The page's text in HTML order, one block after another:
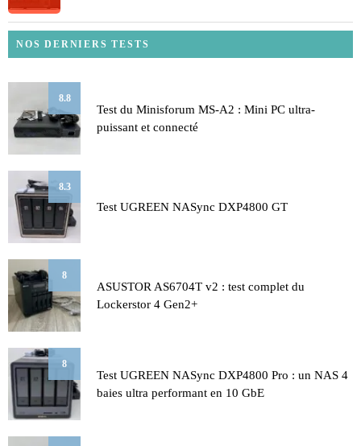
NOS DERNIERS TESTS
8.8
Test du Minisforum MS-A2 : Mini PC ultra-
puissant et connecté
8.3
Test UGREEN NASync DXP4800 GT
8
ASUSTOR AS6704T v2 : test complet du
Lockerstor 4 Gen2+
8
Test UGREEN NASync DXP4800 Pro : un NAS 4
baies ultra performant en 10 GbE